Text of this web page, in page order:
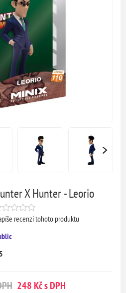
X Hunter - Leorio
recenzi tohoto produktu
248 Kč s DPH